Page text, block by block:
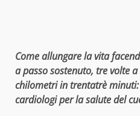
Come allungare la vita
a passo sostenuto, tre volte
chilometri in trentatrè
cardiologi per la salute del